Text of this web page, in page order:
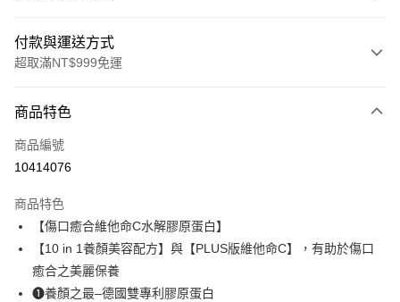
付款與運送方式
超取滿NT$999免運
信用卡一次付款
超商取貨付款
Apple Pay
悠遊付
大哥付你分期
商品特色
商品編號
10414076
商品特色
【傷口癒合維他命C水解膠原蛋白】
【10 in 1養顏美容配方】與【PLUS版維他命C】，有助於傷口
癒合之美麗保養
❶養顏之最–德國雙專利膠原蛋白